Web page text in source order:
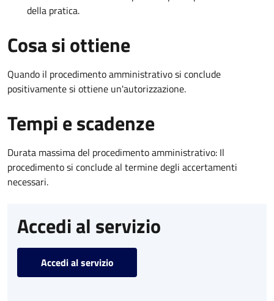
della pratica.
Cosa si ottiene
Quando il procedimento amministrativo si conclude
positivamente si ottiene un'autorizzazione.
Tempi e scadenze
Durata massima del procedimento amministrativo: Il
procedimento si conclude al termine degli accertamenti
necessari.
Accedi al servizio
Accedi al servizio